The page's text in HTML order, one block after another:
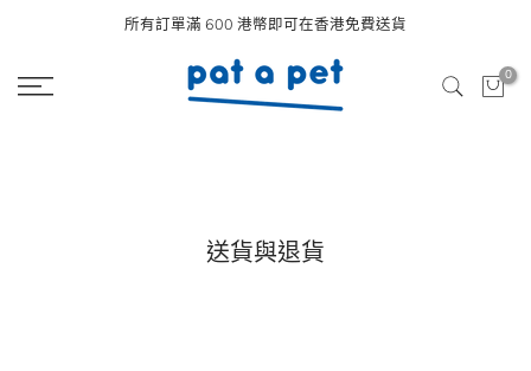
content
所有訂單滿 600 港幣即可在香港免費送貨
0
送貨與退貨